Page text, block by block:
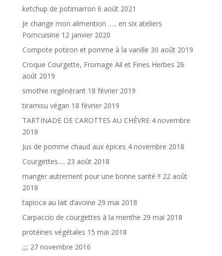
ketchup de potimarron 6 août 2021
Je change mon alimention ….. en six ateliers
Pomcuisine 12 janvier 2020
Compote potiron et pomme à la vanille 30 août 2019
Croque Courgette, Fromage Ail et Fines Herbes 26
août 2019
smothie regénérant 18 février 2019
tiramisu végan 18 février 2019
TARTINADE DE CAROTTES AU CHÈVRE 4 novembre
2018
Jus de pomme chaud aux épices 4 novembre 2018
Courgettes…. 23 août 2018
manger autrement pour une bonne santé !! 22 août
2018
tapioca au lait d’avoine 29 mai 2018
Carpaccio de courgettes à la menthe 29 mai 2018
protéines végétales 15 mai 2018
;;;; 27 novembre 2016